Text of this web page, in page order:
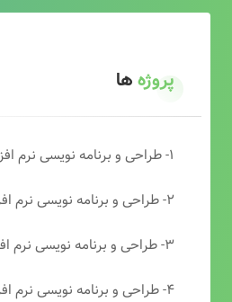
پروژهها
۱- طراحی و برنامه نویسی نرم افزار سجاد (سامانه جامع آموزشی دارالقرآن)
۲- طراحی و برنامه نویسی نرم افزار نیکوکاران
۳- طراحی و برنامه نویسی نرم افزار مددجویان
۴- طراحی و برنامه نویسی نرم افزار بانک اطلاعات اشخاص